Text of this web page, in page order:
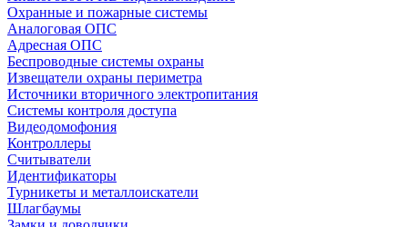
Охранные и пожарные системы
Аналоговая ОПС
Адресная ОПС
Беспроводные системы охраны
Извещатели охраны периметра
Источники вторичного электропитания
Системы контроля доступа
Видеодомофония
Контроллеры
Считыватели
Идентификаторы
Турникеты и металлоискатели
Шлагбаумы